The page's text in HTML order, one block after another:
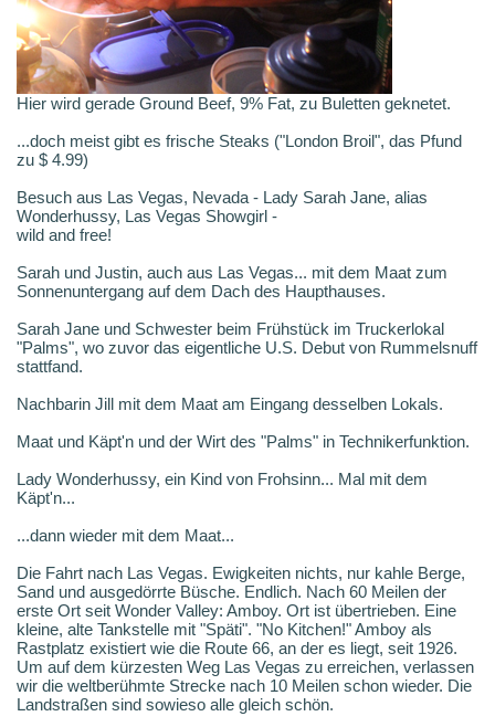
Hier wird gerade Ground Beef, 9% Fat, zu Buletten geknetet.
...doch meist gibt es frische Steaks ("London Broil", das Pfund
zu $ 4.99)
Besuch aus Las Vegas, Nevada - Lady Sarah Jane, alias
Wonderhussy, Las Vegas Showgirl -
wild and free!
Sarah und Justin, auch aus Las Vegas... mit dem Maat zum
Sonnenuntergang auf dem Dach des Haupthauses.
Sarah Jane und Schwester beim Frühstück im Truckerlokal
"Palms", wo zuvor das eigentliche U.S. Debut von Rummelsnuff
stattfand.
Nachbarin Jill mit dem Maat am Eingang desselben Lokals.
Maat und Käpt'n und der Wirt des "Palms" in Technikerfunktion.
Lady Wonderhussy, ein Kind von Frohsinn... Mal mit dem
Käpt'n...
...dann wieder mit dem Maat...
Die Fahrt nach Las Vegas. Ewigkeiten nichts, nur kahle Berge,
Sand und ausgedörrte Büsche. Endlich. Nach 60 Meilen der
erste Ort seit Wonder Valley: Amboy. Ort ist übertrieben. Eine
kleine, alte Tankstelle mit "Späti". "No Kitchen!" Amboy als
Rastplatz existiert wie die Route 66, an der es liegt, seit 1926.
Um auf dem kürzesten Weg Las Vegas zu erreichen, verlassen
wir die weltberühmte Strecke nach 10 Meilen schon wieder. Die
Landstraßen sind sowieso alle gleich schön.